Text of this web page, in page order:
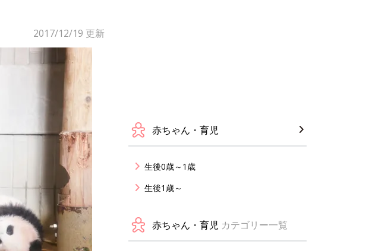
2017/12/19 更新
赤ちゃん・育児
生後0歳～1歳
生後1歳～
赤ちゃん・育児 カテゴリー一覧